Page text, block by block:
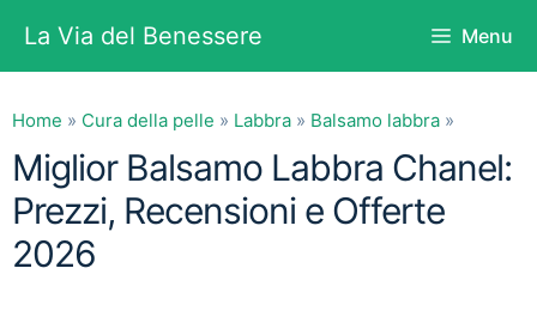
contenuto
La Via del Benessere Menu
Home » Cura della pelle » Labbra » Balsamo labbra »
Miglior Balsamo Labbra Chanel:
Prezzi, Recensioni e Offerte
2026